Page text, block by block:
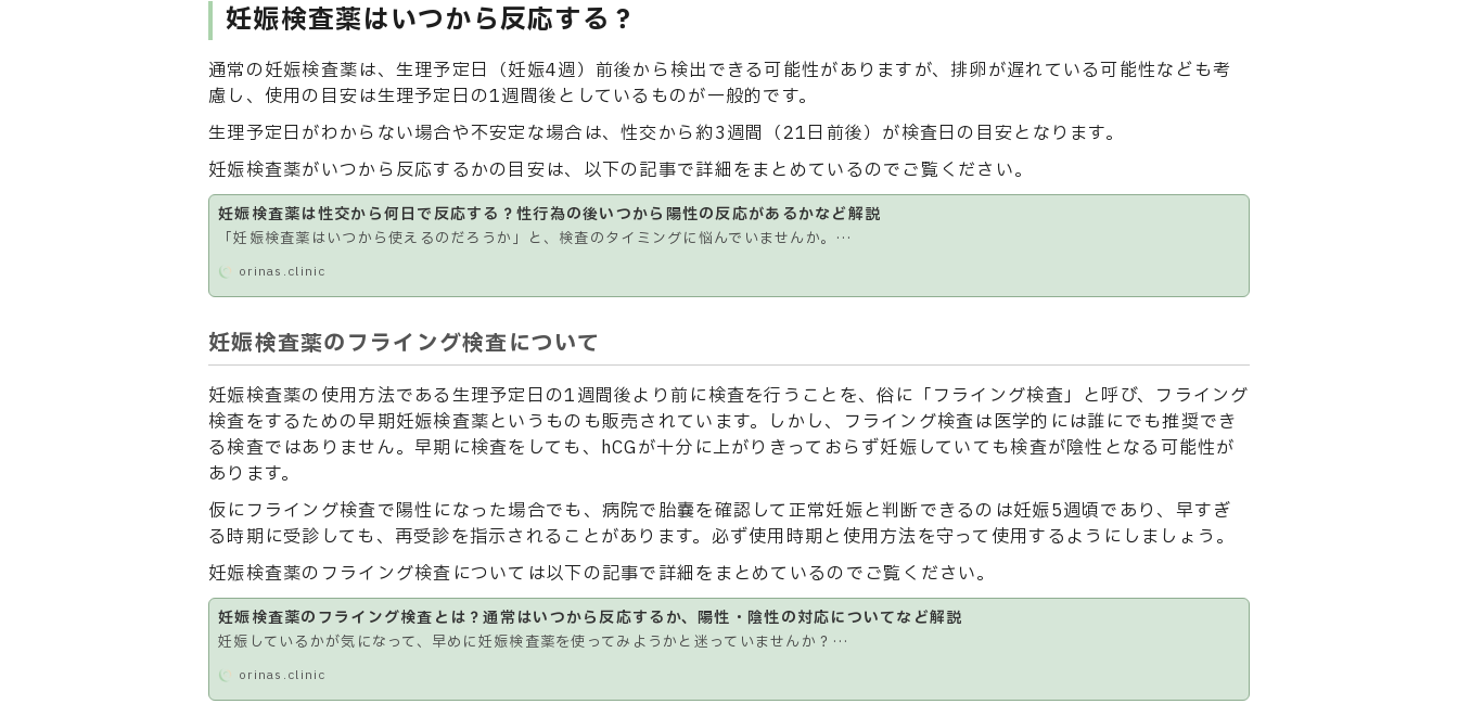
妊娠検査薬はいつから反応する？
通常の妊娠検査薬は、生理予定日（妊娠4週）前後から検出できる可能性がありますが、排卵が遅れている可能性なども考
慮し、使用の目安は生理予定日の1週間後としているものが一般的です。
生理予定日がわからない場合や不安定な場合は、性交から約3週間（21日前後）が検査日の目安となります。
妊娠検査薬がいつから反応するかの目安は、以下の記事で詳細をまとめているのでご覧ください。
妊娠検査薬は性交から何日で反応する？性行為の後いつから陽性の反応があるかなど解説
「妊娠検査薬はいつから使えるのだろうか」と、検査のタイミングに悩んでいませんか。…
orinas.clinic
妊娠検査薬のフライング検査について
妊娠検査薬の使用方法である生理予定日の1週間後より前に検査を行うことを、俗に「フライング検査」と呼び、フライング
検査をするための早期妊娠検査薬というものも販売されています。しかし、フライング検査は医学的には誰にでも推奨でき
る検査ではありません。早期に検査をしても、hCGが十分に上がりきっておらず妊娠していても検査が陰性となる可能性が
あります。
仮にフライング検査で陽性になった場合でも、病院で胎嚢を確認して正常妊娠と判断できるのは妊娠5週頃であり、早すぎ
る時期に受診しても、再受診を指示されることがあります。必ず使用時期と使用方法を守って使用するようにしましょう。
妊娠検査薬のフライング検査については以下の記事で詳細をまとめているのでご覧ください。
妊娠検査薬のフライング検査とは？通常はいつから反応するか、陽性・陰性の対応についてなど解説
妊娠しているかが気になって、早めに妊娠検査薬を使ってみようかと迷っていませんか？…
orinas.clinic